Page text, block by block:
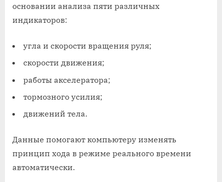
основании анализа пяти различных
индикаторов:
угла и скорости вращения руля;
скорости движения;
работы акселератора;
тормозного усилия;
движений тела.
Данные помогают компьютеру изменять
принцип хода в режиме реального времени
автоматически.